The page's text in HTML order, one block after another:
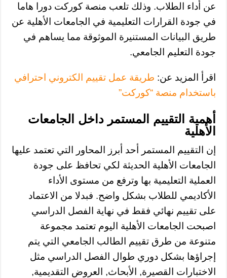
عن أداء الطلاب. وذلك تلعب منصة كوركت دورا هاما
في جودة القرارات التعليمية في الجامعات الأهلية عن
طريق البيانات المستنيرة الموثوقة مما يساهم في
جودة التعليم الجامعي.
اقرأ المزيد عن: طريقة عمل تقييم الكتروني احترافي
باستخدام منصة “كوركت”
أهمية التقييم المستمر داخل الجامعات
الأهلية
إن التقييم المستمر أحد أبرز المحاور التي تعتمد عليها
الجامعات الأهلية الحديثة لكي تحافظ على جودة
العملية التعليمية بها وترفع من مستوى الأداء
الأكاديمي للطلاب بشكل واضح. فبدلا من الاعتماد
على تقييم نهائي فقط في نهاية الفصل الدراسي
اصبحت الجامعات الأهلية اليوم تعتمد مجموعة
متنوعة من طرق تقييم الطالب الجامعي التي يتم
إجراؤها بشكل دوري طوال الفصل الدراسي مثل
الاختبارات القصيرة, الأبحاث, العروض التقديمية,